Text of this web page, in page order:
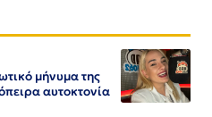
μήνυμα της
αυτοκτονία